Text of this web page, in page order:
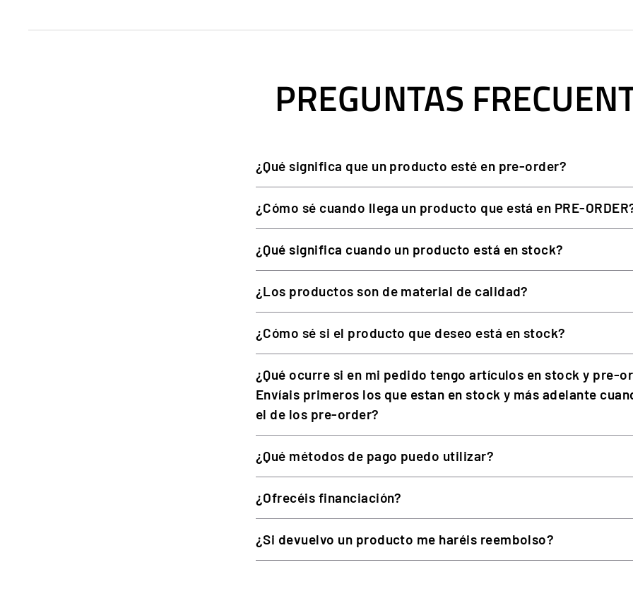
DETALLE
Estructura metálica (chapa de
Incluido (montaje sin
Simulación de maquinaria
Compatible con los volantes Thrustmaster T128 y T248. La compatibilidad con PC, PlayStation y Xbox depende del
soporte mecánico pasivo. Se complementa con el SimTask FarmStick para el control de maquinaria agrícola.
PREGUNTAS
¿Qué significa que un producto esté en pre-order?
¿Cómo sé cuando llega un producto que está en PRE-
¿Qué significa cuando un producto está en stock?
¿Los productos son de material de calidad?
¿Cómo sé si el producto que deseo está en stock?
¿Qué ocurre si en mi pedido tengo artículos en stock y pre-
Envíais primeros los que estan en stock y más adelante
el de los pre-order?
¿Qué métodos de pago puedo utilizar?
¿Ofrecéis financiación?
¿Si devuelvo un producto me haréis reembolso?